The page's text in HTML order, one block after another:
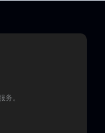
。